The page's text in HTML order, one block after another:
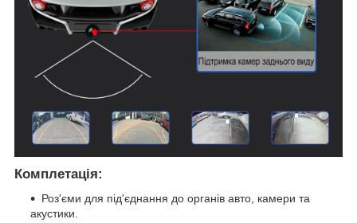
Комплетація:
Роз'єми для під'єднання до органів авто, камери та
акустики.